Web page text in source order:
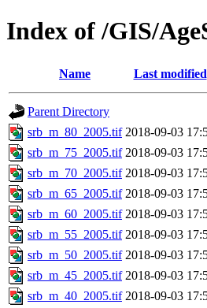
Index of /GIS/
Name Last modified
Parent Directory
srb_m_80_2005.tif 2018-09-03
srb_m_75_2005.tif 2018-09-03
srb_m_70_2005.tif 2018-09-03
srb_m_65_2005.tif 2018-09-03
srb_m_60_2005.tif 2018-09-03
srb_m_55_2005.tif 2018-09-03
srb_m_50_2005.tif 2018-09-03
srb_m_45_2005.tif 2018-09-03
srb_m_40_2005.tif 2018-09-03